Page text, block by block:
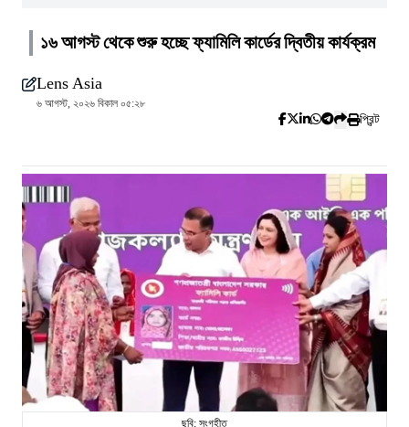
১৬ আগস্ট থেকে শুরু হচ্ছে ফ্যামিলি কার্ডের দ্বিতীয় কার্যক্রম
Lens Asia
৬ আগস্ট, ২০২৬ বিকাল ০৫:২৮
প্রিন্ট
ছবি: সংগৃহীত